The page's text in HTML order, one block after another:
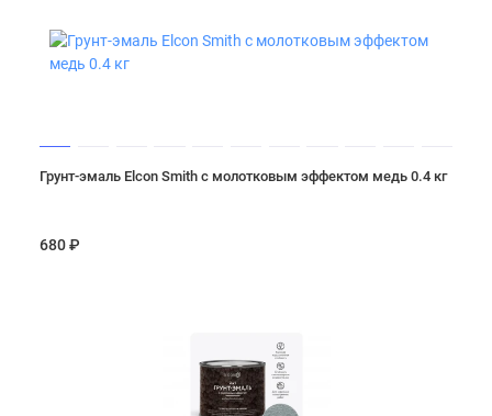
Грунт-эмаль Elcon Smith с молотковым эффектом медь 0.4 кг
680 ₽